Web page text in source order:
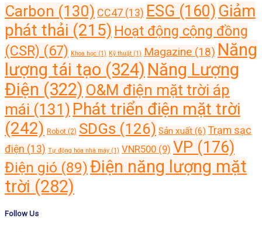
Carbon (130) CC47 (13) ESG (160) Giảm
phát thải (215) Hoạt động cộng đồng
(CSR) (67) Khoa học (1) Kỹ thuật (1) Magazine (18) Năng
lượng tái tạo (324) Năng Lượng
Điện (322) O&M điện mặt trời áp
mái (131) Phát triển điện mặt trời
(242) Robot (2) SDGs (126) Sản xuất (6) Trạm sạc
điện (13) Tự động hóa nhà máy (1) VNR500 (9) VP (176)
Điện gió (89)Điện năng lượng mặt
trời (282)
Follow Us